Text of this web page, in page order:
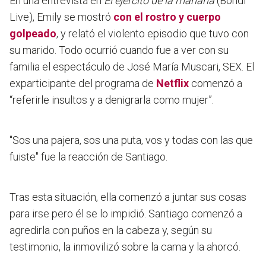
Live), Emily se mostró con el rostro y cuerpo
golpeado, y relató el violento episodio que tuvo con
su marido. Todo ocurrió cuando fue a ver con su
familia el espectáculo de José María Muscari, SEX. El
exparticipante del programa de Netflix comenzó a
“referirle insultos y a denigrarla como mujer”.
"Sos una pajera, sos una puta, vos y todas con las que
fuiste" fue la reacción de Santiago.
Tras esta situación, ella comenzó a juntar sus cosas
para irse pero él se lo impidió. Santiago comenzó a
agredirla con puños en la cabeza y, según su
testimonio, la inmovilizó sobre la cama y la ahorcó.